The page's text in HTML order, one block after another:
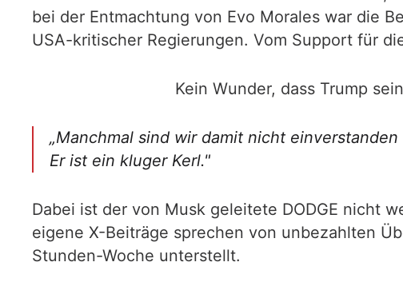
bei der Entmachtung von Evo Morales war die
USA-kritischer Regierungen. Vom Support für
Kein Wunder, dass Trump
„Manchmal sind wir damit nicht
Er ist ein kluger Kerl."
Dabei ist der von Musk geleitete DODGE nicht
eigene X-Beiträge sprechen von unbezahlten
Stunden-Woche unterstellt.